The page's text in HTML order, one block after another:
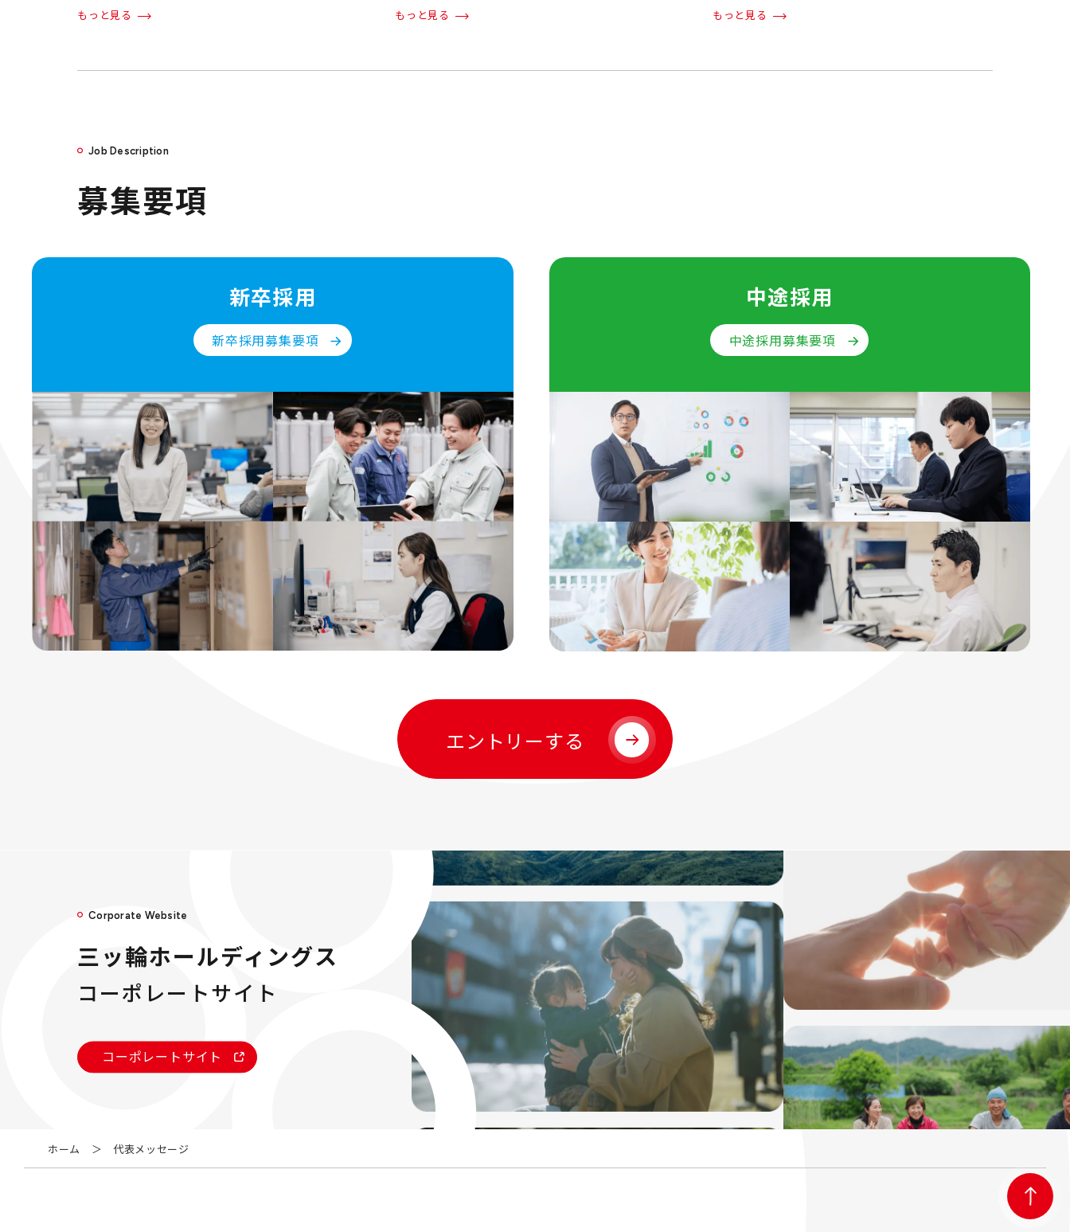
もっと見る もっと見る もっと見る
Job Description
募集要項
新卒採用
新卒採用募集要項
中途採用
中途採用募集要項
エントリーする
Corporate Website
三ッ輪ホールディングス
コーポレートサイト
コーポレートサイト
ホーム ＞ 代表メッセージ